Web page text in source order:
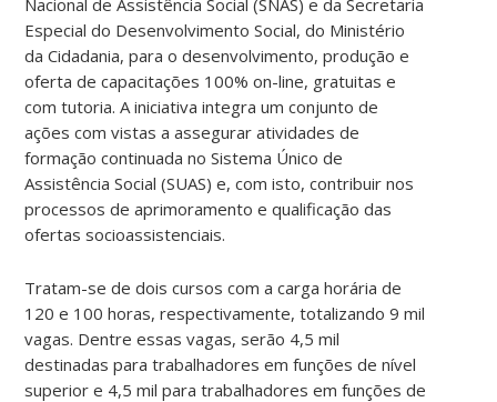
Especial do Desenvolvimento Social, do Ministério
da Cidadania, para o desenvolvimento, produção e
oferta de capacitações 100% on-line, gratuitas e
com tutoria. A iniciativa integra um conjunto de
ações com vistas a assegurar atividades de
formação continuada no Sistema Único de
Assistência Social (SUAS) e, com isto, contribuir nos
processos de aprimoramento e qualificação das
ofertas socioassistenciais.
Tratam-se de dois cursos com a carga horária de
120 e 100 horas, respectivamente, totalizando 9 mil
vagas. Dentre essas vagas, serão 4,5 mil
destinadas para trabalhadores em funções de nível
superior e 4,5 mil para trabalhadores em funções de